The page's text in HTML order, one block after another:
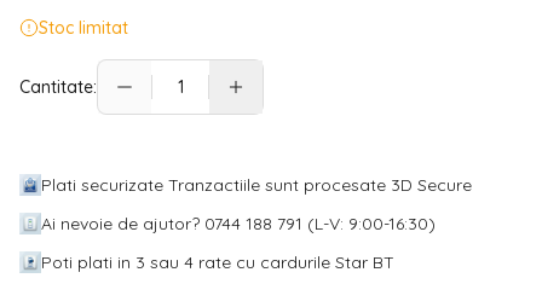
Stoc limitat
Cantitate:
Plati securizate Tranzactiile sunt procesate 3D Secure
Ai nevoie de ajutor? 0744 188 791 (L-V: 9:00-16:30)
Poti plati in 3 sau 4 rate cu cardurile Star BT